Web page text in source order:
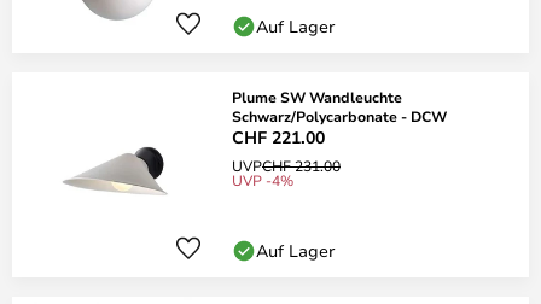
Auf Lager
Plume SW Wandleuchte
Schwarz/Polycarbonate - DCW
CHF 221.00
UVPCHF 231.00
UVP -4%
Auf Lager